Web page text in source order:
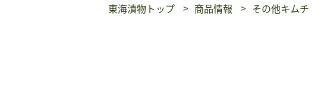
東海漬物トップ 商品情報 その他キムチ